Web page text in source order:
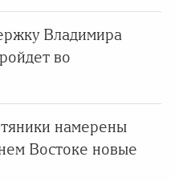
Владимира
во
намерены
Востоке новые